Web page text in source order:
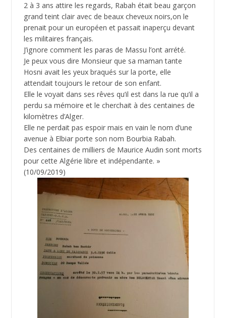
2 à 3 ans attire les regards, Rabah était beau garçon
grand teint clair avec de beaux cheveux noirs,on le
prenait pour un européen et passait inaperçu devant
les militaires français.
J’ignore comment les paras de Massu l’ont arrété.
Je peux vous dire Monsieur que sa maman tante
Hosni avait les yeux braqués sur la porte, elle
attendait toujours le retour de son enfant.
Elle le voyait dans ses rêves qu’il est dans la rue qu’il a
perdu sa mémoire et le cherchait à des centaines de
kilomètres d’Alger.
Elle ne perdait pas espoir mais en vain le nom d’une
avenue à Elbiar porte son nom Bourbia Rabah.
Des centaines de milliers de Maurice Audin sont morts
pour cette Algérie libre et indépendante. »
(10/09/2019)